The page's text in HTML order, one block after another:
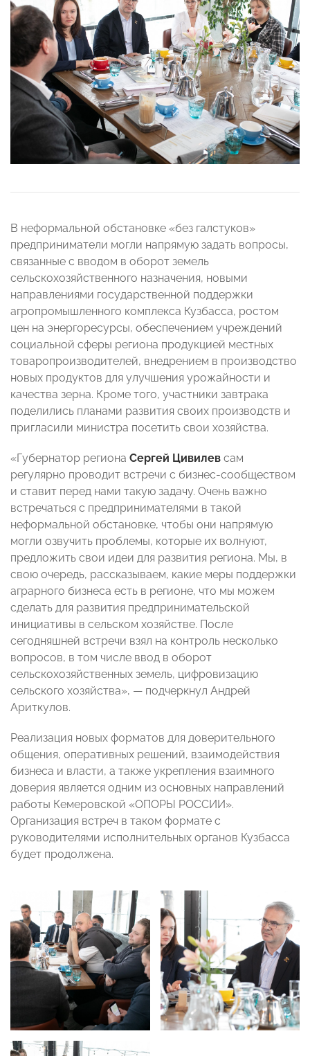
В неформальной обстановке «без галстуков»
предприниматели могли напрямую задать вопросы,
связанные с вводом в оборот земель
сельскохозяйственного назначения, новыми
направлениями государственной поддержки
агропромышленного комплекса Кузбасса, ростом
цен на энергоресурсы, обеспечением учреждений
социальной сферы региона продукцией местных
товаропроизводителей, внедрением в производство
новых продуктов для улучшения урожайности и
качества зерна. Кроме того, участники завтрака
поделились планами развития своих производств и
пригласили министра посетить свои хозяйства.
«Губернатор региона Сергей Цивилев сам
регулярно проводит встречи с бизнес-сообществом
и ставит перед нами такую задачу. Очень важно
встречаться с предпринимателями в такой
неформальной обстановке, чтобы они напрямую
могли озвучить проблемы, которые их волнуют,
предложить свои идеи для развития региона. Мы, в
свою очередь, рассказываем, какие меры поддержки
аграрного бизнеса есть в регионе, что мы можем
сделать для развития предпринимательской
инициативы в сельском хозяйстве. После
сегодняшней встречи взял на контроль несколько
вопросов, в том числе ввод в оборот
сельскохозяйственных земель, цифровизацию
сельского хозяйства», — подчеркнул Андрей
Ариткулов.
Реализация новых форматов для доверительного
общения, оперативных решений, взаимодействия
бизнеса и власти, а также укрепления взаимного
доверия является одним из основных направлений
работы Кемеровской «ОПОРЫ РОССИИ».
Организация встреч в таком формате с
руководителями исполнительных органов Кузбасса
будет продолжена.